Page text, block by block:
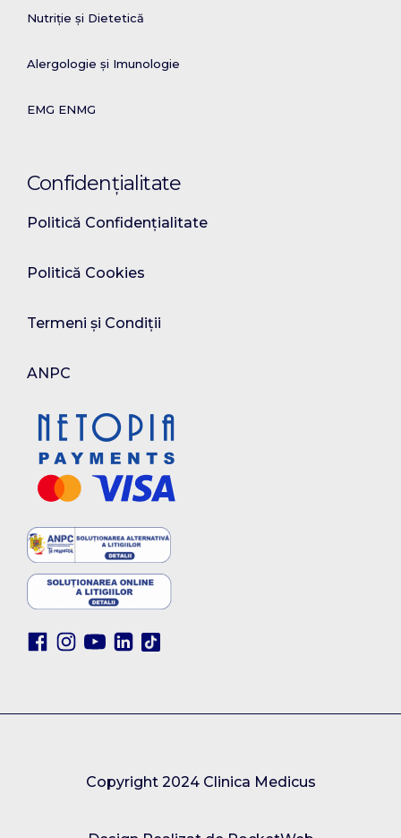
Nutriție și Dietetică
Alergologie și Imunologie
EMG ENMG
Confidențialitate
Politică Confidențialitate
Politică Cookies
Termeni și Condiții
ANPC
Copyright 2024 Clinica Medicus